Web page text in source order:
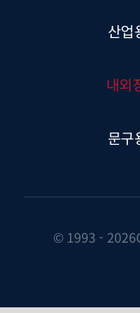
산업
내외
문구
© 1993 -